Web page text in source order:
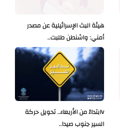
هيئة البث الإسرائيلية عن مصدر
أمني: واشنطن طلبت..
Vابتداءً من الأربعاء.. تحويل حركة
السير جنوب صيدا..